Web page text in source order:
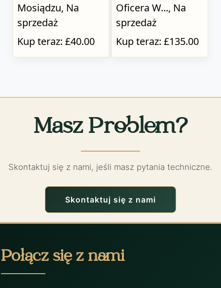
Mosiądzu, Na
sprzedaż
Kup teraz: £40.00
Oficera W..., Na
sprzedaż
Kup teraz: £135.00
Masz Problem?
Skontaktuj się z nami, jeśli masz pytania techniczne.
Skontaktuj się z nami
Połącz się z nami